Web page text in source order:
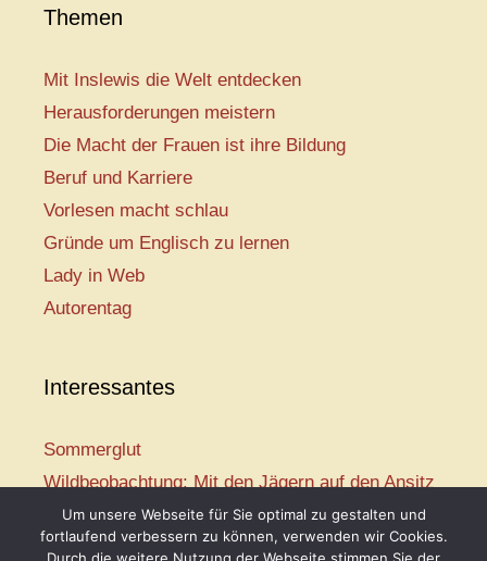
Themen
Mit Inslewis die Welt entdecken
Herausforderungen meistern
Die Macht der Frauen ist ihre Bildung
Beruf und Karriere
Vorlesen macht schlau
Gründe um Englisch zu lernen
Lady in Web
Autorentag
Interessantes
Sommerglut
Wildbeobachtung: Mit den Jägern auf den Ansitz
Mir ist so heiß
Mission: Rettungsschwimmer
Um unsere Webseite für Sie optimal zu gestalten und
fortlaufend verbessern zu können, verwenden wir Cookies.